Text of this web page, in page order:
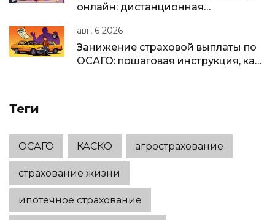
онлайн: дистанционная
полиса
авг, 6 2026
Занижение страховой выплаты по
ОСАГО: пошаговая инструкция, как
Теги
ОСАГО КАСКО агрострахование
страхование жизни
ипотечное страхование